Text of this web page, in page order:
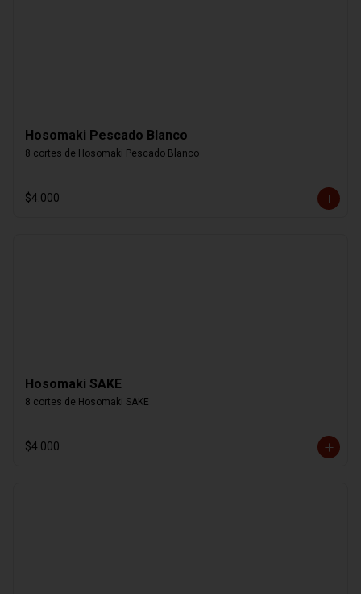
Hosomaki Pescado Blanco
8 cortes de Hosomaki Pescado Blanco
$4.000
Hosomaki SAKE
8 cortes de Hosomaki SAKE
$4.000